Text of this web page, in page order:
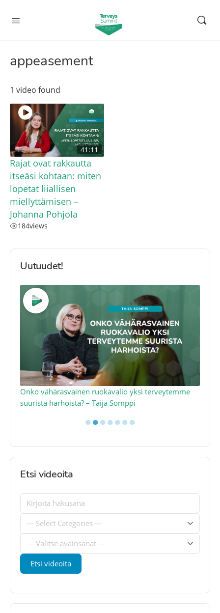
appeasement
1 video found
41:11
Rajat ovat rakkautta
itseäsi kohtaan: miten
lopetat liiallisen
miellyttämisen –
Johanna Pohjola
184views
Uutuudet!
Onko vähärasvainen ruokavalio yksi terveytemme
suurista harhoista? – Taija Somppi
●●●●●●●
Etsi videoita